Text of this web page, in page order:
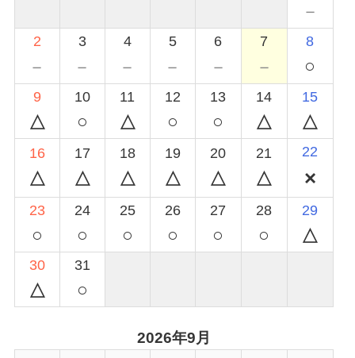
－
2
－
3
－
4
－
5
－
6
－
7
－
8
○
9 10
○
11 12
○
13
○
14 15
16 17 18 19 20 21 22
23
○
24
○
25
○
26
○
27
○
28
○
29
30 31
○
2026年9月